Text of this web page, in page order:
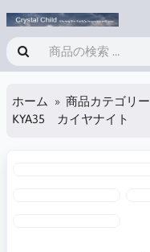
ホーム 商品カテゴリー
KYA35 カイヤナイト